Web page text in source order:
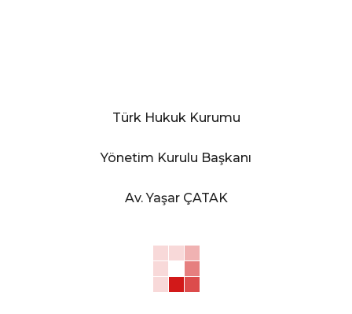
Türk Hukuk Kurumu
Yönetim Kurulu Başkanı
Av. Yaşar ÇATAK